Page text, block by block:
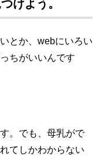
けよう。
とか、 webにいろい
ちがいいんです
。でも、母乳がで
てしかわからない